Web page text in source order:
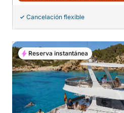
Cancelación flexible
Reserva instantánea